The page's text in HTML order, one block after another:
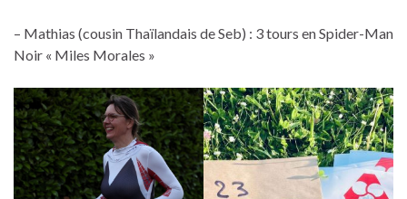
– Mathias (cousin Thaïlandais de Seb) : 3 tours en Spider-Man
Noir « Miles Morales »